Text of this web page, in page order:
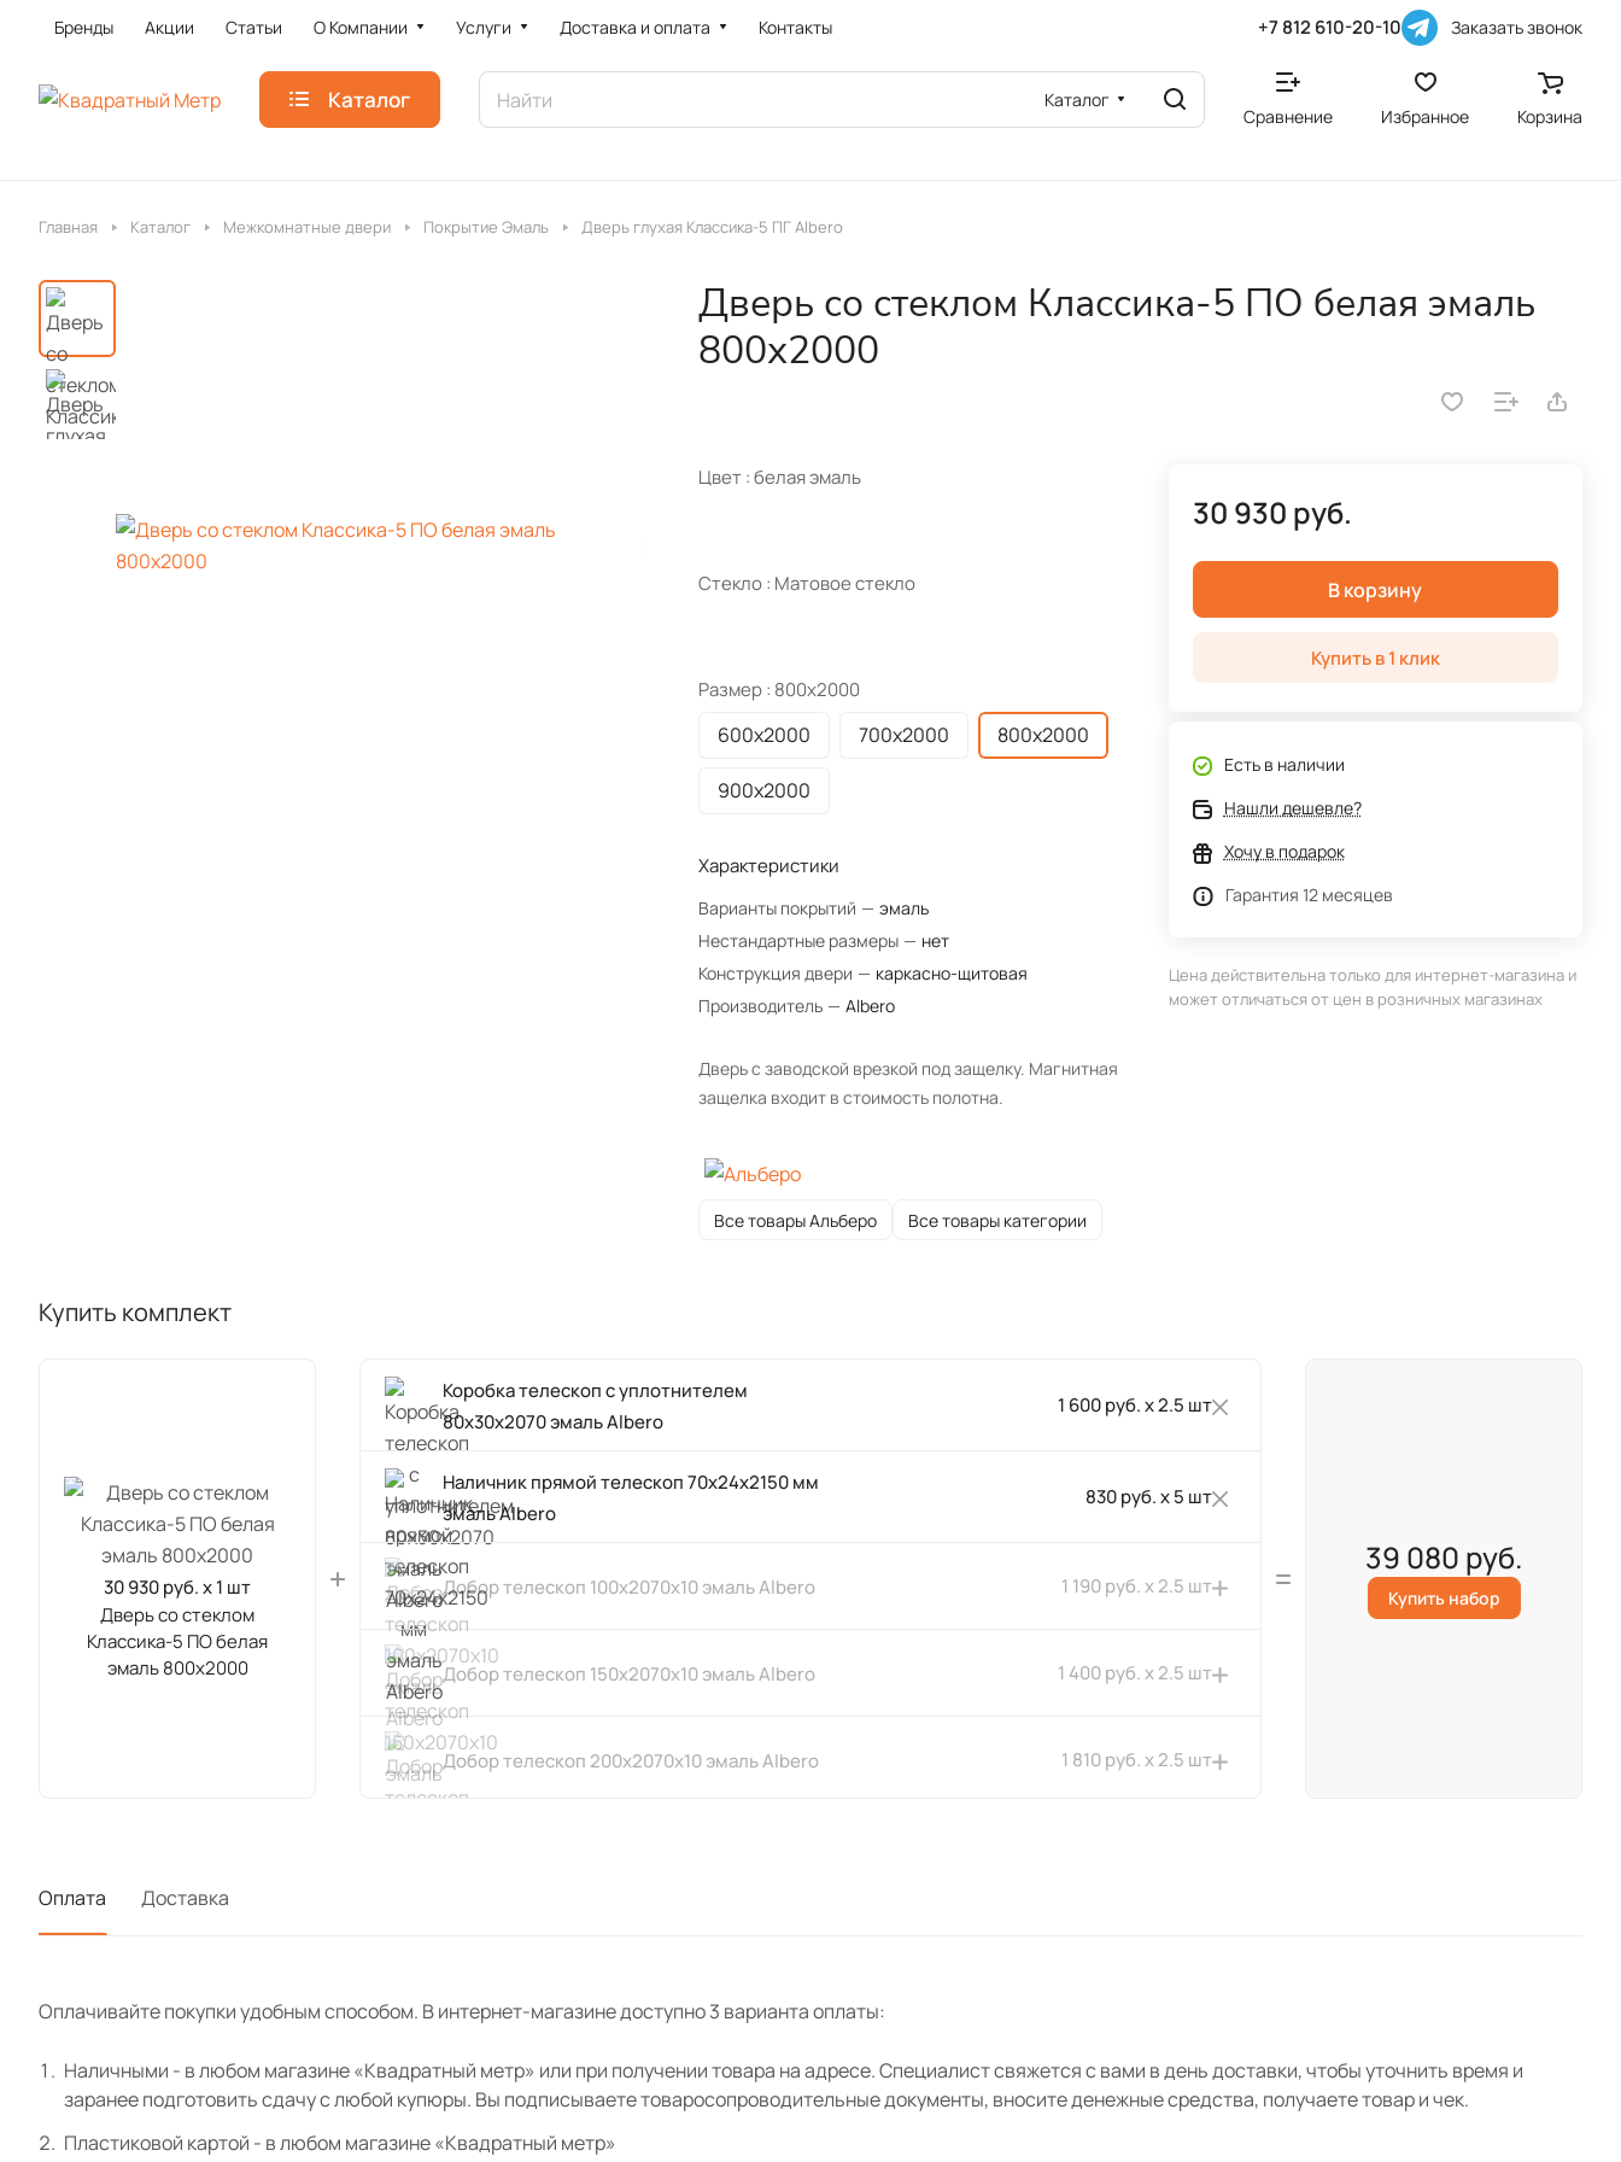
Бренды Акции Статьи О Компании Услуги Доставка и оплата Контакты +7 812 610-20-10 Заказать звонок
Каталог Каталог
Сравнение Избранное Корзина
Главная Каталог Межкомнатные двери Покрытие Эмаль Дверь глухая Классика-5 ПГ Albero
Дверь со стеклом Классика-5 ПО белая эмаль
800х2000
Цвет :белая эмаль
Стекло : Матовое стекло
Размер : 800х2000
600х2000 700х2000 800х2000
900х2000
Характеристики
Варианты покрытий — эмаль
Нестандартные размеры — нет
Конструкция двери — каркасно-щитовая
Производитель — Albero
Дверь с заводской врезкой под защелку. Магнитная
защелка входит в стоимость полотна.
Все товары Альберо Все товары категории
30 930 руб.
В корзину
Купить в 1 клик
Есть в наличии
Нашли дешевле?
Хочу в подарок
Гарантия 12 месяцев
Цена действительна только для интернет-магазина и
может отличаться от цен в розничных магазинах
Купить комплект
30 930 руб. x 1 шт
Дверь со стеклом
Классика-5 ПО белая
эмаль 800х2000
Коробка телескоп с уплотнителем
80х30х2070 эмаль Albero
1 600 руб. x 2.5 шт
Наличник прямой телескоп 70x24x2150 мм
эмаль Albero
830 руб. x 5 шт
Добор телескоп 100х2070x10 эмаль Albero 1 190 руб. x 2.5 шт
Добор телескоп 150х2070x10 эмаль Albero 1 400 руб. x 2.5 шт
Добор телескоп 200х2070x10 эмаль Albero 1 810 руб. x 2.5 шт
39 080 руб.
Купить набор
Оплата Доставка
Оплачивайте покупки удобным способом. В интернет-магазине доступно 3 варианта оплаты:
Наличными - в любом магазине «Квадратный метр» или при получении товара на адресе. Специалист свяжется с вами в день доставки, чтобы уточнить время и
заранее подготовить сдачу с любой купюры. Вы подписываете товаросопроводительные документы, вносите денежные средства, получаете товар и чек.
Пластиковой картой - в любом магазине «Квадратный метр»